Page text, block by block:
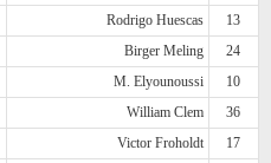
Rodrigo Huescas
13
Birger Meling
24
M. Elyounoussi
10
William Clem
36
Victor Froholdt
17